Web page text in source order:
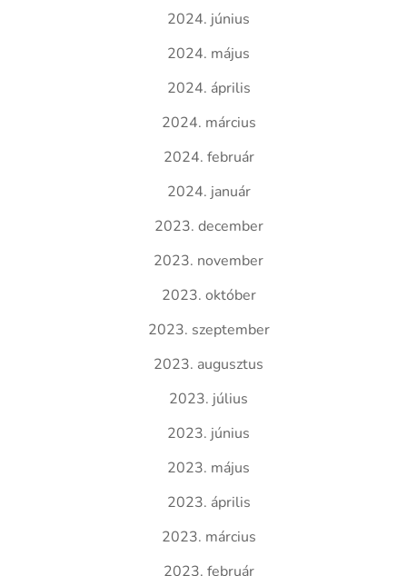
2024. június
2024. május
2024. április
2024. március
2024. február
2024. január
2023. december
2023. november
2023. október
2023. szeptember
2023. augusztus
2023. július
2023. június
2023. május
2023. április
2023. március
2023. február